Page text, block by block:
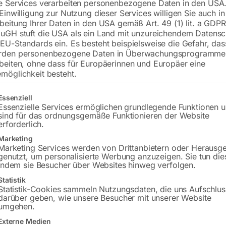
€ 156,00
inkl. MwSt. zzgl.Versandkosten
Lieferzeit:Versandbereit in KW 31/2026
Bitte beachten Sie: Die Versandkosten
In den
Sie haben
Gerne
Services verarbeiten personenbezogene Daten in den
zur Nutzung dieser Services willigen Sie auch
Ihrer Daten in den USA gemäß Art. 49 (1) lit. a
stuft die USA als ein Land mit unzureichendem
Standards ein. Es besteht beispielsweise die Gefahr,
personenbezogene Daten in
ohne dass für Europäerinnen und Europäer eine
besteht.
eine Liste der Service-Gruppen, für die eine Einwilligung erteilt
Services ermöglichen grundlegende Funktionen
für das ordnungsgemäße Funktionieren der Website
Services werden von Drittanbietern oder
um personalisierte Werbung anzuzeigen. Sie tun
sie Besucher über Websites hinweg verfolgen.
Cookies sammeln Nutzungsdaten, die uns
geben, wie unsere Besucher mit unserer Website
Medien